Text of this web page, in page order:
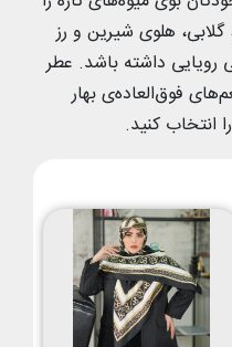
گلابی، هلوی شیرین و رز
داشته باشد. عطر
فوق‌العاده‌ی بهار
انتخاب کنید.